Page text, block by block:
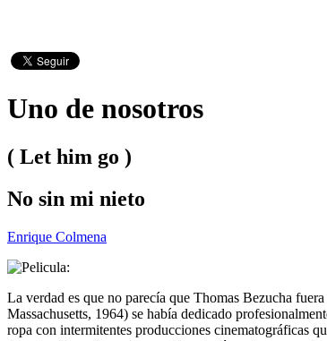
Uno de nosotros
( Let him go )
No sin mi nieto
Enrique Colmena
La verdad es que no parecía que Thomas Bezucha
Massachusetts, 1964) se había dedicado
ropa con intermitentes producciones cinematográficas